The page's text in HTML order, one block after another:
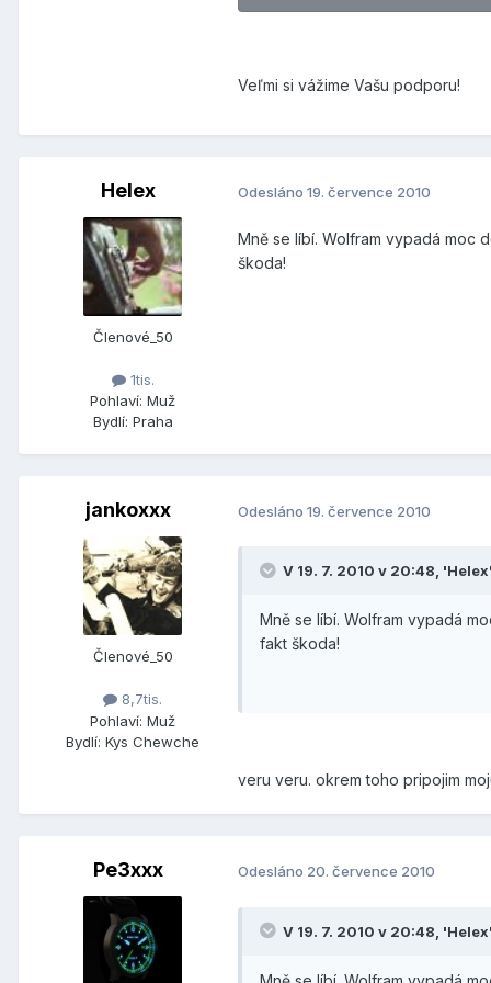
Veľmi si vážime Vašu podporu!
Helex
Členové_50
1tis.
Pohlaví: Muž
Bydlí: Praha
Odesláno 19. července 2010
Mně se líbí. Wolfram vypadá moc
škoda!
jankoxxx
Členové_50
8,7tis.
Pohlaví: Muž
Bydlí: Kys Chewche
Odesláno 19. července 2010
V 19. 7. 2010 v 20:48,
Mně se líbí. Wolfram vypadá
fakt škoda!
veru veru. okrem toho pripojim
Pe3xxx Odesláno 20. července 2010
V 19. 7. 2010 v 20:48,